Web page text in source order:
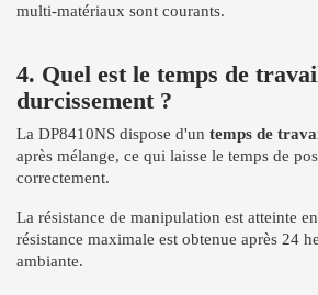
multi-matériaux sont courants.
4. Quel est le temps de
durcissement ?
La DP8410NS dispose d'un temps de
après mélange, ce qui laisse le temps de
correctement.
La résistance de manipulation est atteinte en
résistance maximale est obtenue après 24
ambiante.